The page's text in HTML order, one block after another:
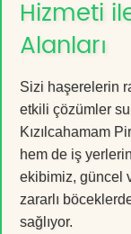
Hizmeti
Alanları
Sizi haşerelerin
etkili çözümler
Kızılcahamam
hem de iş
ekibimiz, güncel
zararlı
sağlıyor.